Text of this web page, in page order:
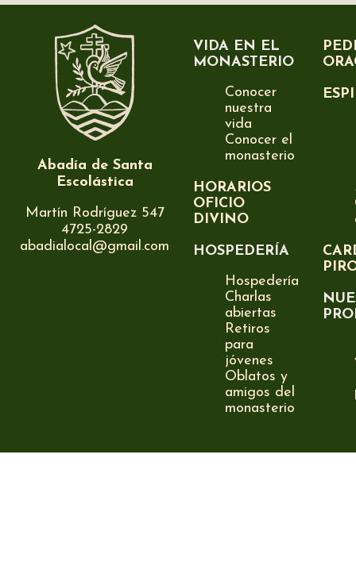
Abadía de Santa
Escolástica
Martín Rodríguez 547
4725-2829
abadialocal@gmail.com
VIDA EN EL
MONASTERIO
Conocer
nuestra
vida
Conocer el
monasterio
HORARIOS
OFICIO
DIVINO
HOSPEDERÍA
Hospedería
Charlas
abiertas
Retiros
para
jóvenes
Oblatos y
amigos del
monasterio